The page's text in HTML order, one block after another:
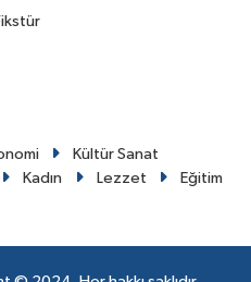
Kültür Sanat
Kadın Lezzet Eğitim